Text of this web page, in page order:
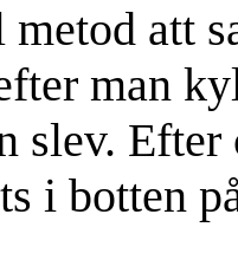
metod att
man
slev.
i botten